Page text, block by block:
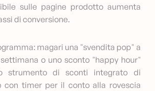
sulle pagine prodotto aumenta
di conversione.
magari una "svendita pop" a
o uno sconto "happy hour"
strumento di sconti integrato di
con timer per il conto alla rovescia